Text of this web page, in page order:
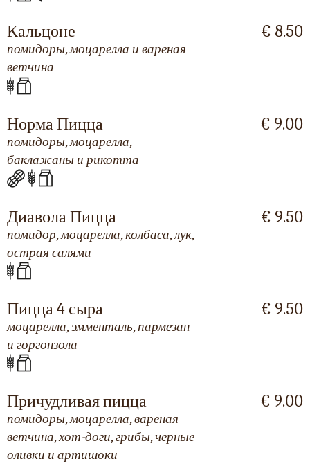
Кальцоне
помидоры, моцарелла и вареная
ветчина
€ 8.50
Норма Пицца
помидоры, моцарелла,
баклажаны и рикотта
€ 9.00
Диавола Пицца
помидор, моцарелла, колбаса, лук,
острая салями
€ 9.50
Пицца 4 сыра
моцарелла, эмменталь, пармезан
и горгонзола
€ 9.50
Причудливая пицца
помидоры, моцарелла, вареная
ветчина, хот-доги, грибы, черные
оливки и артишоки
€ 9.00